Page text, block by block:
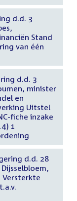
d.d. 3
Stand
van één
d.d. 3
minister
en
Uitstel
fiche inzake
1
d.d. 28
Dijsselbloem,
Versterkte